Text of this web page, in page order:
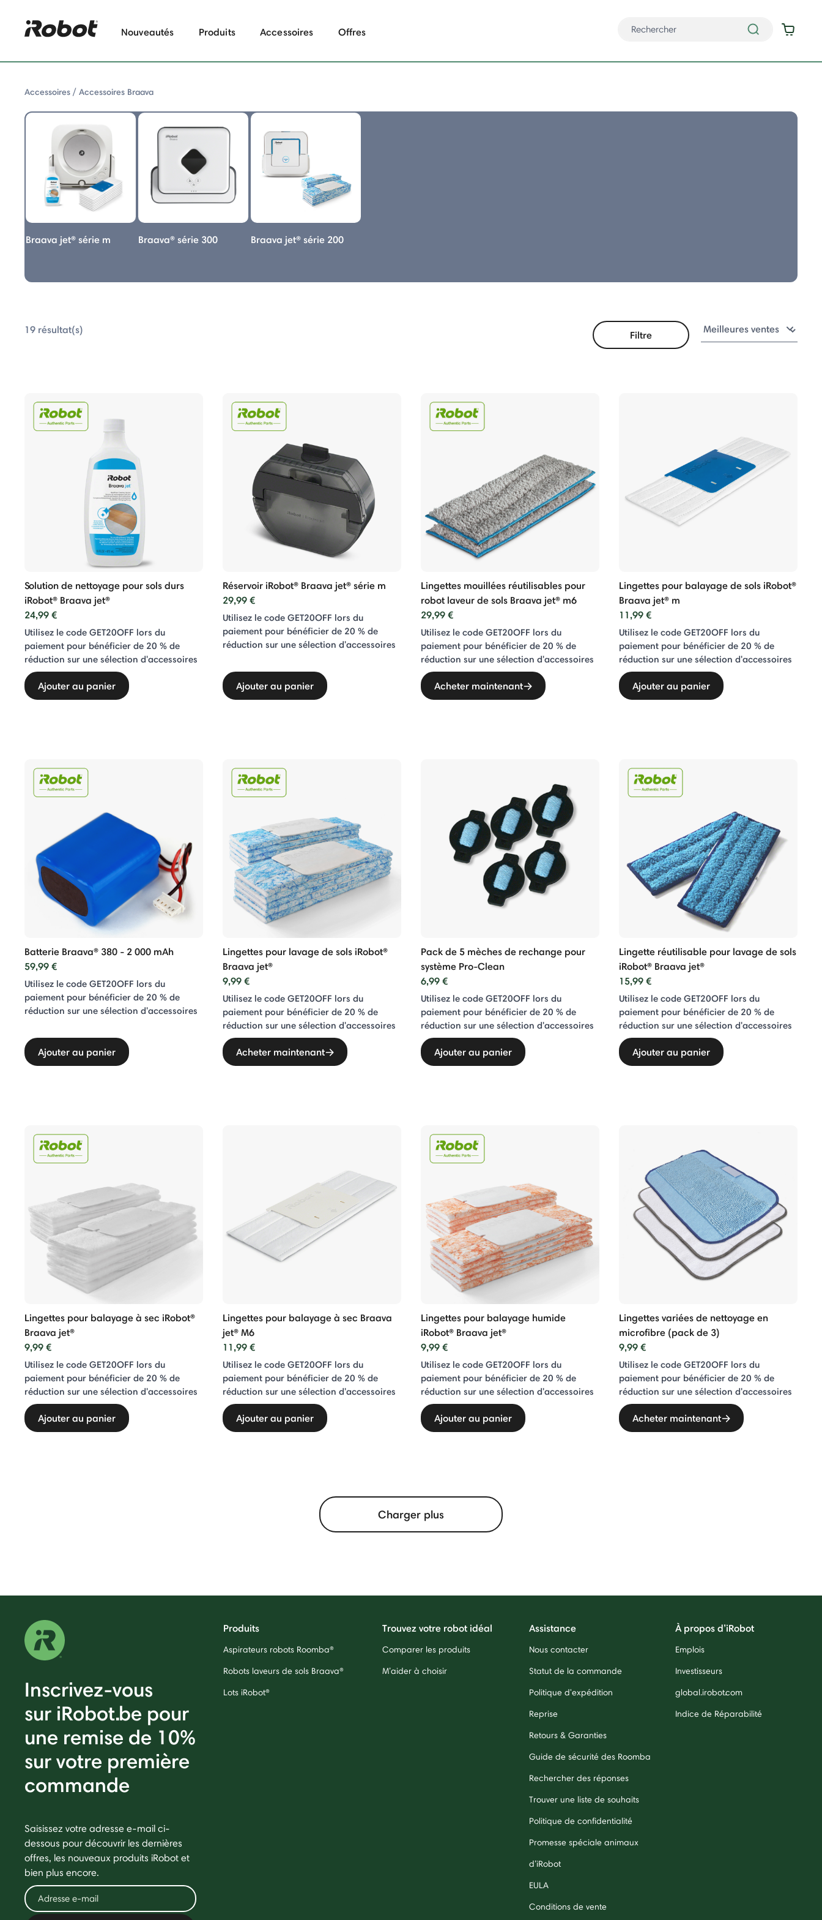
Nouveautés Produits Accessoires Offres
Accessoires Accessoires Braava
Braava jet® série m Braava® série 300 Braava jet® série 200
19 résultat(s) Filtre
Solution de nettoyage pour sols durs
iRobot® Braava jet®
24,99 €
Utilisez le code GET20OFF lors du
paiement pour bénéficier de 20 % de
réduction sur une sélection d'accessoires
Ajouter au panier
Réservoir iRobot® Braava jet® série m
29,99 €
Utilisez le code GET20OFF lors du
paiement pour bénéficier de 20 % de
réduction sur une sélection d'accessoires
Ajouter au panier
Lingettes mouillées réutilisables pour
robot laveur de sols Braava jet® m6
29,99 €
Utilisez le code GET20OFF lors du
paiement pour bénéficier de 20 % de
réduction sur une sélection d'accessoires
Acheter maintenant
Lingettes pour balayage de sols iRobot®
Braava jet® m
11,99 €
Utilisez le code GET20OFF lors du
paiement pour bénéficier de 20 % de
réduction sur une sélection d'accessoires
Ajouter au panier
Batterie Braava® 380 - 2 000 mAh
59,99 €
Utilisez le code GET20OFF lors du
paiement pour bénéficier de 20 % de
réduction sur une sélection d'accessoires
Ajouter au panier
Lingettes pour lavage de sols iRobot®
Braava jet®
9,99 €
Utilisez le code GET20OFF lors du
paiement pour bénéficier de 20 % de
réduction sur une sélection d'accessoires
Acheter maintenant
Pack de 5 mèches de rechange pour
système Pro-Clean
6,99 €
Utilisez le code GET20OFF lors du
paiement pour bénéficier de 20 % de
réduction sur une sélection d'accessoires
Ajouter au panier
Lingette réutilisable pour lavage de sols
iRobot® Braava jet®
15,99 €
Utilisez le code GET20OFF lors du
paiement pour bénéficier de 20 % de
réduction sur une sélection d'accessoires
Ajouter au panier
Lingettes pour balayage à sec iRobot®
Braava jet®
9,99 €
Utilisez le code GET20OFF lors du
paiement pour bénéficier de 20 % de
réduction sur une sélection d'accessoires
Ajouter au panier
Lingettes pour balayage à sec Braava
jet® M6
11,99 €
Utilisez le code GET20OFF lors du
paiement pour bénéficier de 20 % de
réduction sur une sélection d'accessoires
Ajouter au panier
Lingettes pour balayage humide
iRobot® Braava jet®
9,99 €
Utilisez le code GET20OFF lors du
paiement pour bénéficier de 20 % de
réduction sur une sélection d'accessoires
Ajouter au panier
Lingettes variées de nettoyage en
microfibre (pack de 3)
9,99 €
Utilisez le code GET20OFF lors du
paiement pour bénéficier de 20 % de
réduction sur une sélection d'accessoires
Acheter maintenant
Charger plus
Inscrivez-vous
sur iRobot.be pour
une remise de 10%
sur votre première
commande
Saisissez votre adresse e-mail ci-
dessous pour découvrir les dernières
offres, les nouveaux produits iRobot et
bien plus encore.
Produits
Aspirateurs robots Roomba®
Robots laveurs de sols Braava®
Lots iRobot®
Trouvez votre robot idéal
Comparer les produits
M’aider à choisir
Assistance
Nous contacter
Statut de la commande
Politique d'expédition
Reprise
Retours & Garanties
Guide de sécurité des Roomba
Rechercher des réponses
Trouver une liste de souhaits
Politique de confidentialité
Promesse spéciale animaux
d’iRobot
EULA
Conditions de vente
À propos d’iRobot
Emplois
Investisseurs
global.irobot.com
Indice de Réparabilité